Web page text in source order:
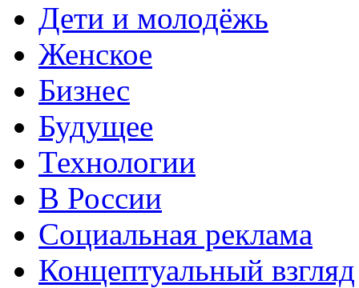
Дети и молодёжь
Женское
Бизнес
Будущее
Технологии
В России
Социальная реклама
Концептуальный взгляд